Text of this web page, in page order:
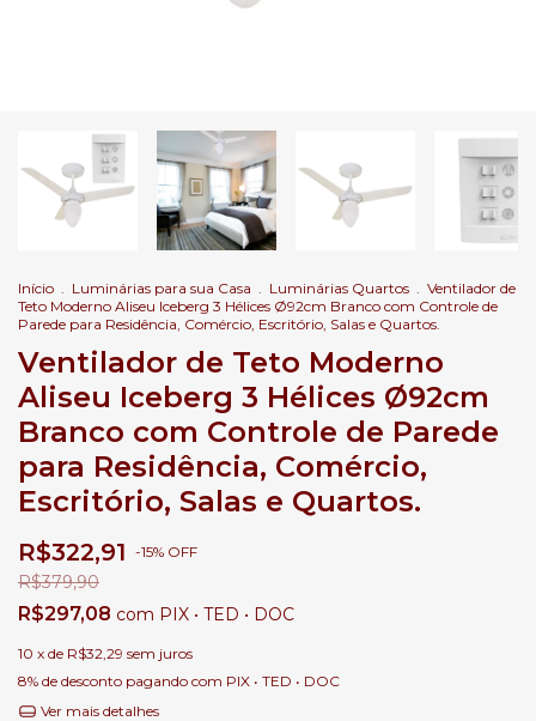
Início . Luminárias para sua Casa . Luminárias Quartos . Ventilador de
Teto Moderno Aliseu Iceberg 3 Hélices Ø92cm Branco com Controle de
Parede para Residência, Comércio, Escritório, Salas e Quartos.
Ventilador de Teto Moderno
Aliseu Iceberg 3 Hélices Ø92cm
Branco com Controle de Parede
para Residência, Comércio,
Escritório, Salas e Quartos.
R$322,91 -15% OFF
R$379,90
R$297,08 com PIX • TED • DOC
10 x de R$32,29 sem juros
8% de desconto pagando com PIX • TED • DOC
Ver mais detalhes